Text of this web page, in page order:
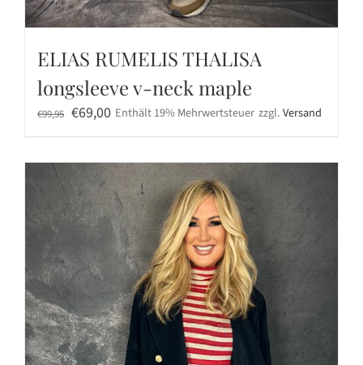
ELIAS RUMELIS THALISA
longsleeve v-neck maple
€99,95 Ursprünglicher
€99,95
€69,00Aktueller
€69,00.
Enthält 19% Mehrwertsteuer zzgl.Versand